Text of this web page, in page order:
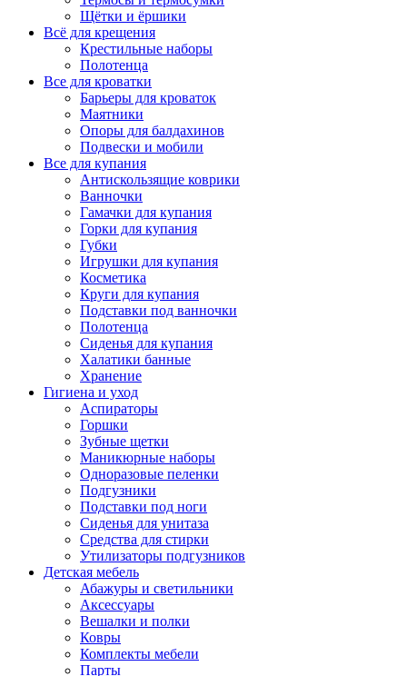
Щётки и ёршики
Всё для крещения
Крестильные наборы
Полотенца
Все для кроватки
Барьеры для кроваток
Маятники
Опоры для балдахинов
Подвески и мобили
Все для купания
Антискользящие коврики
Ванночки
Гамачки для купания
Горки для купания
Губки
Игрушки для купания
Косметика
Круги для купания
Подставки под ванночки
Полотенца
Сиденья для купания
Халатики банные
Хранение
Гигиена и уход
Аспираторы
Горшки
Зубные щетки
Маникюрные наборы
Одноразовые пеленки
Подгузники
Подставки под ноги
Сиденья для унитаза
Средства для стирки
Утилизаторы подгузников
Детская мебель
Абажуры и светильники
Аксессуары
Вешалки и полки
Ковры
Комплекты мебели
Парты